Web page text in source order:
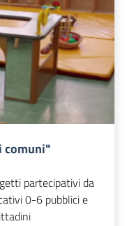
comuni"
partecipativi da
0-6 pubblici e